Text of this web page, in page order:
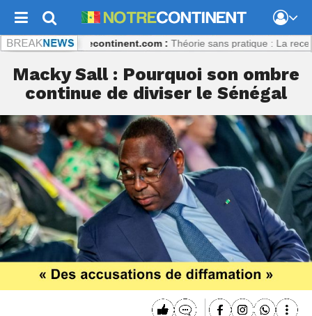
Notrecontinent.com : Théorie sans pratique : La recette du
Macky Sall : Pourquoi son ombre
continue de diviser le Sénégal